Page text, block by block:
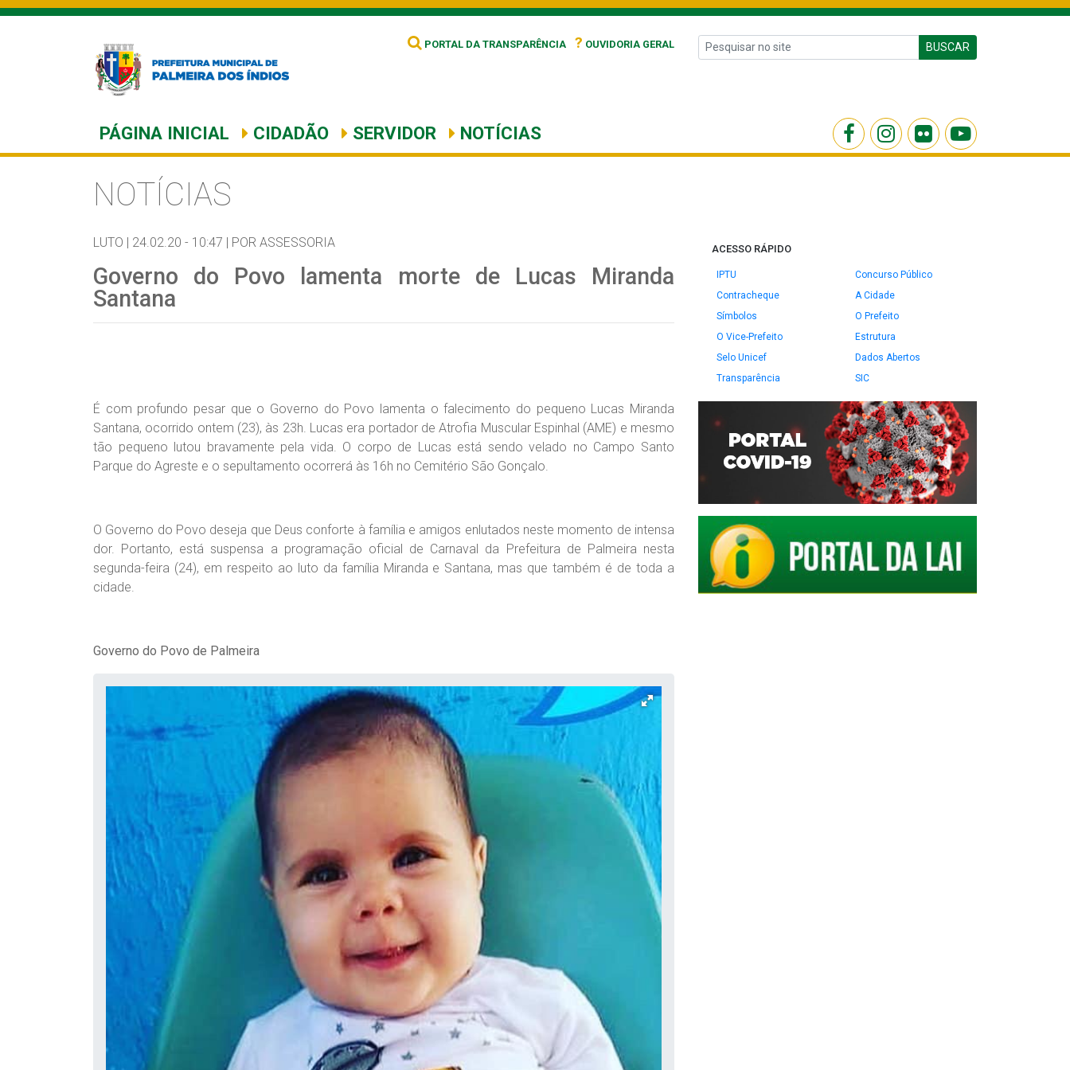
PORTAL DA TRANSPARÊNCIA ? OUVIDORIA GERAL BUSCAR
PÁGINA INICIAL CIDADÃO SERVIDOR NOTÍCIAS
NOTÍCIAS
LUTO | 24.02.20 - 10:47 | POR ASSESSORIA
Governo do Povo lamenta morte de Lucas Miranda
Santana
É com profundo pesar que o Governo do Povo lamenta o falecimento do pequeno Lucas Miranda
Santana, ocorrido ontem (23), às 23h. Lucas era portador de Atrofia Muscular Espinhal (AME) e mesmo
tão pequeno lutou bravamente pela vida. O corpo de Lucas está sendo velado no Campo Santo
Parque do Agreste e o sepultamento ocorrerá às 16h no Cemitério São Gonçalo.
O Governo do Povo deseja que Deus conforte à família e amigos enlutados neste momento de intensa
dor. Portanto, está suspensa a programação oficial de Carnaval da Prefeitura de Palmeira nesta
segunda-feira (24), em respeito ao luto da família Miranda e Santana, mas que também é de toda a
cidade.
Governo do Povo de Palmeira
ACESSO RÁPIDO
IPTU
Concurso Público
Contracheque
A Cidade
Símbolos
O Prefeito
O Vice-Prefeito
Estrutura
Selo Unicef
Dados Abertos
Transparência
SIC